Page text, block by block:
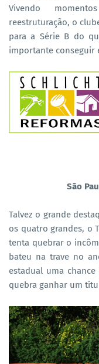
Vivendo
reestruturação, o
para a Série B do
importante conseguir
São
Talvez o grande
os quatro grandes, o
tenta quebrar o
bateu na trave no
estadual uma
quebra ganhar um